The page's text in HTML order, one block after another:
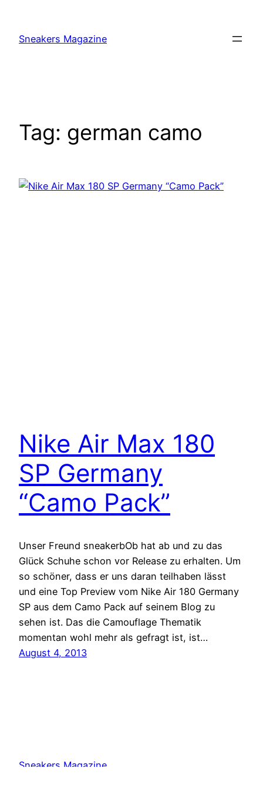
content
Sneakers Magazine
Tag: german camo
Nike Air Max 180
SP Germany
“Camo Pack”
Unser Freund sneakerbOb hat ab und zu das
Glück Schuhe schon vor Release zu erhalten. Um
so schöner, dass er uns daran teilhaben lässt
und eine Top Preview vom Nike Air 180 Germany
SP aus dem Camo Pack auf seinem Blog zu
sehen ist. Das die Camouflage Thematik
momentan wohl mehr als gefragt ist, ist…
August 4, 2013
Sneakers Magazine